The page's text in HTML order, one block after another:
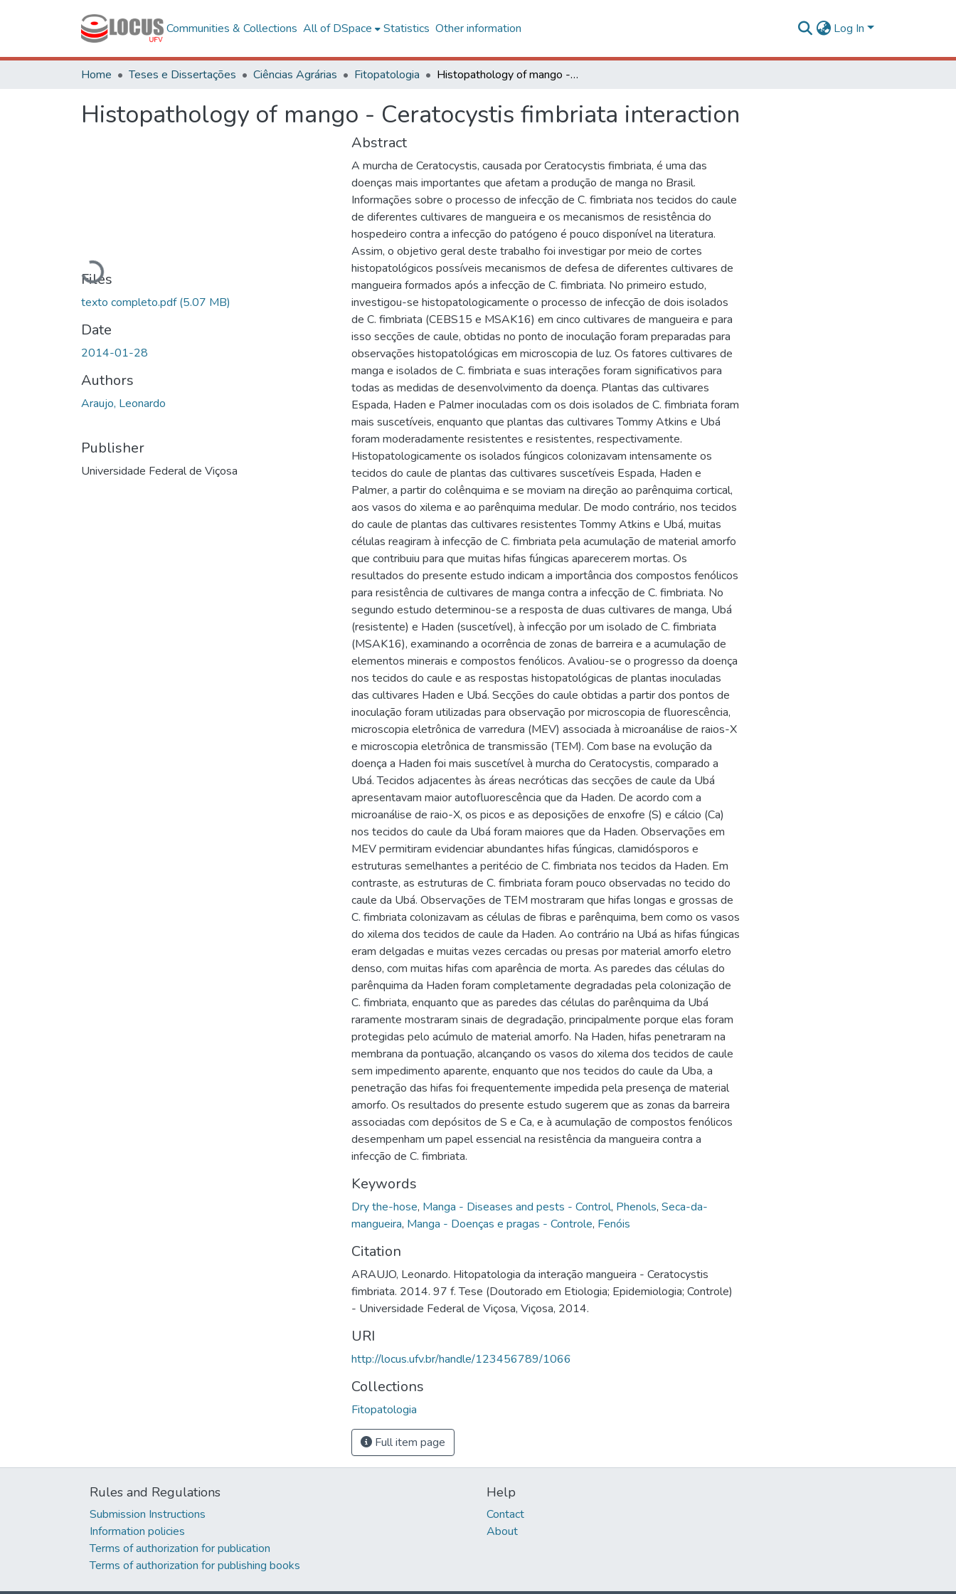
Communities & Collections All of DSpace Statistics Other information Log In
Home Teses e Dissertações Ciências Agrárias Fitopatologia Histopathology of mango - Ceratocystis fimbriata interaction
Histopathology of mango - Ceratocystis fimbriata interaction
Loading...
Files
texto completo.pdf(5.07 MB)
Date
2014-01-28
Authors
Araujo, Leonardo
Publisher
Universidade Federal de Viçosa
Abstract
A murcha de Ceratocystis, causada por Ceratocystis fimbriata, é uma das
doenças mais importantes que afetam a produção de manga no Brasil.
Informações sobre o processo de infecção de C. fimbriata nos tecidos do caule
de diferentes cultivares de mangueira e os mecanismos de resistência do
hospedeiro contra a infecção do patógeno é pouco disponível na literatura.
Assim, o objetivo geral deste trabalho foi investigar por meio de cortes
histopatológicos possíveis mecanismos de defesa de diferentes cultivares de
mangueira formados após a infecção de C. fimbriata. No primeiro estudo,
investigou-se histopatologicamente o processo de infecção de dois isolados
de C. fimbriata (CEBS15 e MSAK16) em cinco cultivares de mangueira e para
isso secções de caule, obtidas no ponto de inoculação foram preparadas para
observações histopatológicas em microscopia de luz. Os fatores cultivares de
manga e isolados de C. fimbriata e suas interações foram significativos para
todas as medidas de desenvolvimento da doença. Plantas das cultivares
Espada, Haden e Palmer inoculadas com os dois isolados de C. fimbriata foram
mais suscetíveis, enquanto que plantas das cultivares Tommy Atkins e Ubá
foram moderadamente resistentes e resistentes, respectivamente.
Histopatologicamente os isolados fúngicos colonizavam intensamente os
tecidos do caule de plantas das cultivares suscetíveis Espada, Haden e
Palmer, a partir do colênquima e se moviam na direção ao parênquima cortical,
aos vasos do xilema e ao parênquima medular. De modo contrário, nos tecidos
do caule de plantas das cultivares resistentes Tommy Atkins e Ubá, muitas
células reagiram à infecção de C. fimbriata pela acumulação de material amorfo
que contribuiu para que muitas hifas fúngicas aparecerem mortas. Os
resultados do presente estudo indicam a importância dos compostos fenólicos
para resistência de cultivares de manga contra a infecção de C. fimbriata. No
segundo estudo determinou-se a resposta de duas cultivares de manga, Ubá
(resistente) e Haden (suscetível), à infecção por um isolado de C. fimbriata
(MSAK16), examinando a ocorrência de zonas de barreira e a acumulação de
elementos minerais e compostos fenólicos. Avaliou-se o progresso da doença
nos tecidos do caule e as respostas histopatológicas de plantas inoculadas
das cultivares Haden e Ubá. Secções do caule obtidas a partir dos pontos de
inoculação foram utilizadas para observação por microscopia de fluorescência,
microscopia eletrônica de varredura (MEV) associada à microanálise de raios-X
e microscopia eletrônica de transmissão (TEM). Com base na evolução da
doença a Haden foi mais suscetível à murcha do Ceratocystis, comparado a
Ubá. Tecidos adjacentes às áreas necróticas das secções de caule da Ubá
apresentavam maior autofluorescência que da Haden. De acordo com a
microanálise de raio-X, os picos e as deposições de enxofre (S) e cálcio (Ca)
nos tecidos do caule da Ubá foram maiores que da Haden. Observações em
MEV permitiram evidenciar abundantes hifas fúngicas, clamidósporos e
estruturas semelhantes a peritécio de C. fimbriata nos tecidos da Haden. Em
contraste, as estruturas de C. fimbriata foram pouco observadas no tecido do
caule da Ubá. Observações de TEM mostraram que hifas longas e grossas de
C. fimbriata colonizavam as células de fibras e parênquima, bem como os vasos
do xilema dos tecidos de caule da Haden. Ao contrário na Ubá as hifas fúngicas
eram delgadas e muitas vezes cercadas ou presas por material amorfo eletro
denso, com muitas hifas com aparência de morta. As paredes das células do
parênquima da Haden foram completamente degradadas pela colonização de
C. fimbriata, enquanto que as paredes das células do parênquima da Ubá
raramente mostraram sinais de degradação, principalmente porque elas foram
protegidas pelo acúmulo de material amorfo. Na Haden, hifas penetraram na
membrana da pontuação, alcançando os vasos do xilema dos tecidos de caule
sem impedimento aparente, enquanto que nos tecidos do caule da Uba, a
penetração das hifas foi frequentemente impedida pela presença de material
amorfo. Os resultados do presente estudo sugerem que as zonas da barreira
associadas com depósitos de S e Ca, e à acumulação de compostos fenólicos
desempenham um papel essencial na resistência da mangueira contra a
infecção de C. fimbriata.
Keywords
Dry the-hose, Manga - Diseases and pests - Control, Phenols, Seca-da-
mangueira, Manga - Doenças e pragas - Controle, Fenóis
Citation
ARAUJO, Leonardo. Hitopatologia da interação mangueira - Ceratocystis
fimbriata. 2014. 97 f. Tese (Doutorado em Etiologia; Epidemiologia; Controle)
- Universidade Federal de Viçosa, Viçosa, 2014.
URI
http://locus.ufv.br/handle/123456789/1066
Collections
Fitopatologia
Full item page
Rules and Regulations
Submission Instructions
Information policies
Terms of authorization for publication
Terms of authorization for publishing books
Help
Contact
About